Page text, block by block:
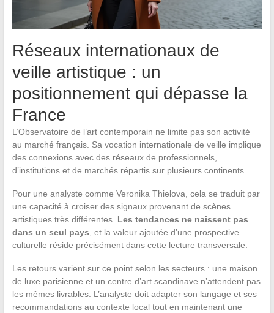
Réseaux internationaux de
veille artistique : un
positionnement qui dépasse la
France
L’Observatoire de l’art contemporain ne limite pas son activité
au marché français. Sa vocation internationale de veille implique
des connexions avec des réseaux de professionnels,
d’institutions et de marchés répartis sur plusieurs continents.
Pour une analyste comme Veronika Thielova, cela se traduit par
une capacité à croiser des signaux provenant de scènes
artistiques très différentes. Les tendances ne naissent pas
dans un seul pays, et la valeur ajoutée d’une prospective
culturelle réside précisément dans cette lecture transversale.
Les retours varient sur ce point selon les secteurs : une maison
de luxe parisienne et un centre d’art scandinave n’attendent pas
les mêmes livrables. L’analyste doit adapter son langage et ses
recommandations au contexte local tout en maintenant une